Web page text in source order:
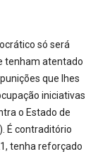
só será
tenham atentado
que lhes
iniciativas
o Estado de
É contraditório
tenha reforçado